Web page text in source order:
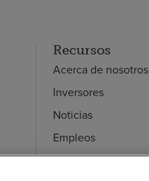
Recursos
Acerca de nosotros
Inversores
Noticias
Empleos
Empleados